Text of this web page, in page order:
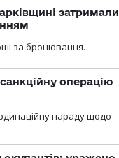
затримали
за бронювання.
операцію
нараду щодо